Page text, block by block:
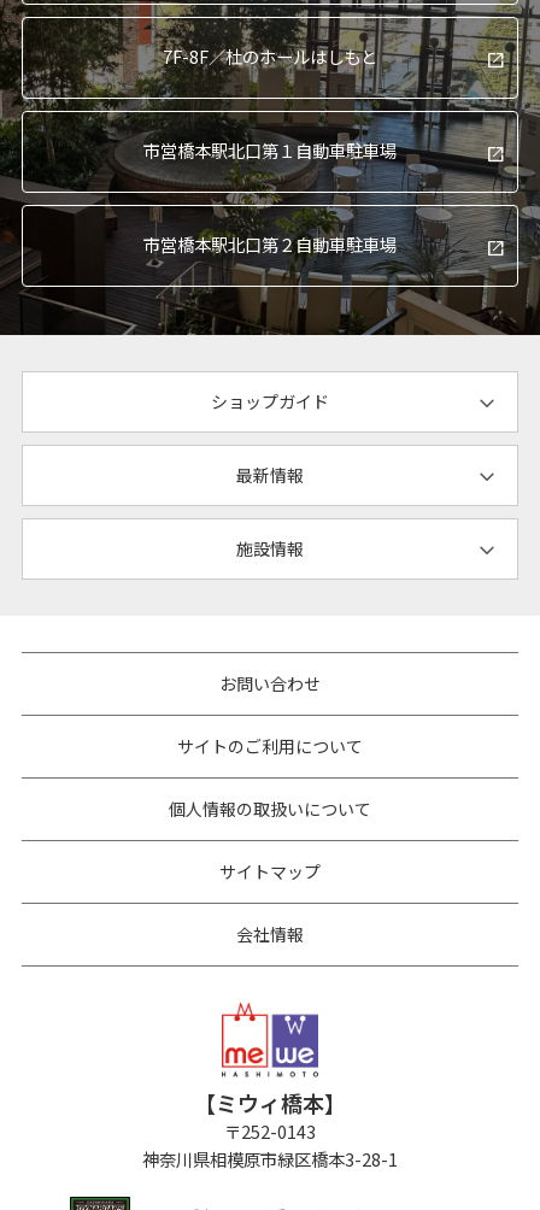
7F-8F／杜のホールはしもと
市営橋本駅北口第１自動車駐車場
市営橋本駅北口第２自動車駐車場
ショップガイド
最新情報
施設情報
お問い合わせ
サイトのご利用について
個人情報の取扱いについて
サイトマップ
会社情報
【ミウィ橋本】
〒252-0143
神奈川県相模原市緑区橋本3-28-1